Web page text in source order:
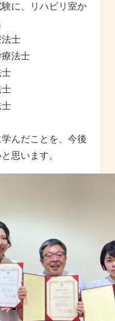
に、リハビリ室か
士
法士
士
士
士
んだことを、今後
思います。